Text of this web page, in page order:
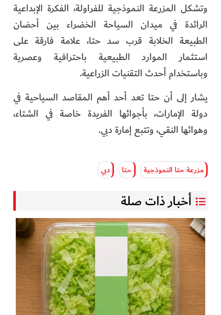
وتشكل المزرعة النموذجية للفراولة، الفكرة الإبداعية
الرائدة في ميدان السياحة الخضراء بين أحضان
الطبيعة الخلابة قرب سد حتا، علامة فارقة على
استثمار الموارد الطبيعية باحترافية وعصرية
وباستخدام أحدث التقنيات الزراعية.
يشار إلى أن حتا تعد أحد أهم المقاصد السياحية في
دولة الإمارات، بأجوائها الفريدة خاصة في الشتاء،
وهوائها النقي، وتتبع إمارة دبي.
مزرعة حتا النموذجية حتا دبي
أخبار ذات صلة